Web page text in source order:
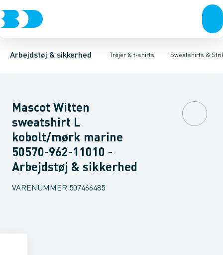
Arbejdstøj & sikkerhed Trøjer & t-shirts
Trøjer & t-shirtsBukser Overtøj & huerUndertøj & sokkerSko
Sweatshirts &
T-shirtsSweatshirts & Striktrøjer Hættetrøjer Skjorter
SweatshirtsCardigansSikkerhedssweatshirt
Mascot Witten
sweatshirt L
kobolt/mørk marine
50570-962-11010 -
Arbejdstøj & sikkerhed
VARENUMMER 507466485